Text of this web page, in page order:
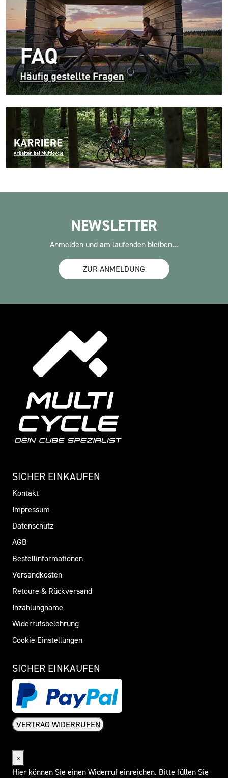
NEWSLETTER
Anmelden und am laufenden bleiben...
ZUR ANMELDUNG
SICHER EINKAUFEN
Kontakt
Impressum
Datenschutz
AGB
Bestellinformationen
Versandkosten
Retoure & Rückversand
Inzahlungname
Widerrufsbelehrung
Cookie Einstellungen
SICHER EINKAUFEN
VERTRAG WIDERRUFEN
×
Hier können Sie einen Widerruf einreichen. Bitte füllen Sie